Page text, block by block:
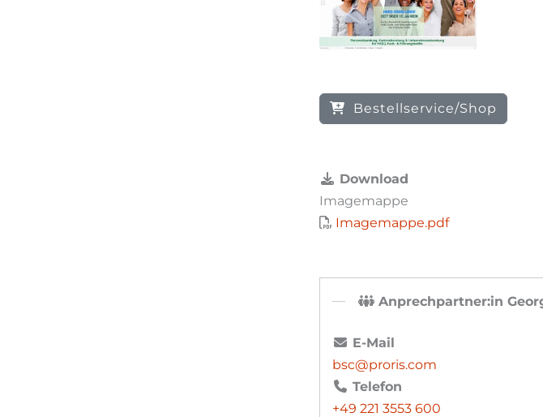
Bestellservice/Shop
Download
Imagemappe
Imagemappe.pdf
Anprechpartner:in
E-Mail
bsc@proris.com
Telefon
+49 221 3553 600